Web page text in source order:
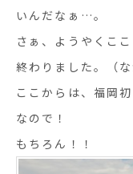
いんだなぁ…。
さぁ、ようやくこ
終わりました。（な
ここからは、福岡初
なので！
もちろん！！